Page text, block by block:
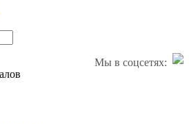
Мы в соцсетях: